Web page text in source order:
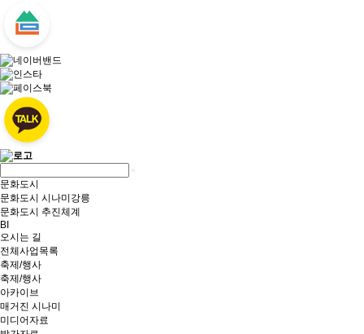
문화도시
문화도시 시나미강릉
문화도시 추진체계
BI
오시는 길
전체사업목록
축제/행사
축제/행사
아카이브
매거진 시나미
미디어자료